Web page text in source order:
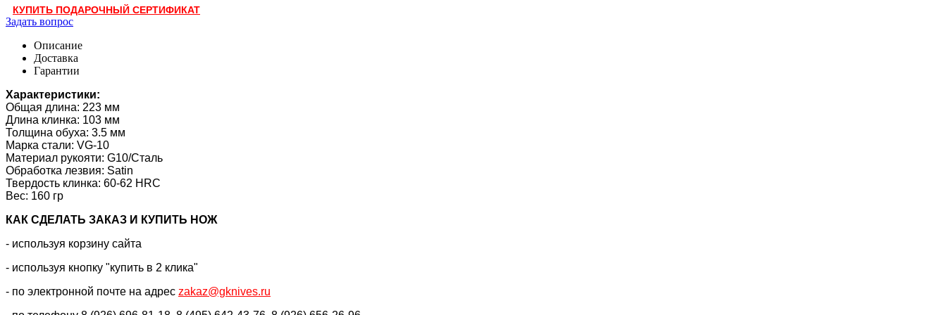
КУПИТЬ ПОДАРОЧНЫЙ СЕРТИФИКАТ
Задать вопрос
Описание
Доставка
Гарантии
Характеристики:
Общая длина: 223 мм
Длина клинка: 103 мм
Толщина обуха: 3.5 мм
Марка стали: VG-10
Материал рукояти: G10/Сталь
Обработка лезвия: Satin
Твердость клинка: 60-62 HRC
Вес: 160 гр
КАК CДЕЛАТЬ ЗАКАЗ И КУПИТЬ НОЖ
- используя корзину сайта
- используя кнопку "купить в 2 клика"
- по электронной почте на адрес zakaz@gknives.ru